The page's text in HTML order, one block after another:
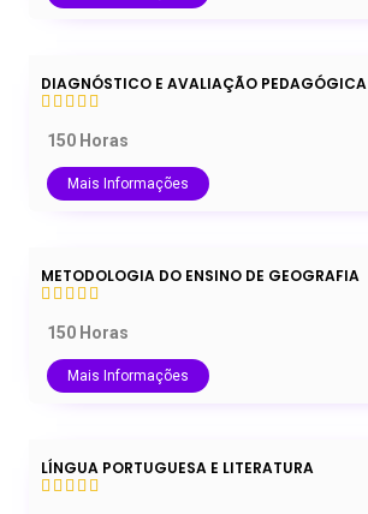
DIAGNÓSTICO E AVALIAÇÃO PEDAGÓGICA
150 Horas
Mais Informações
METODOLOGIA DO ENSINO DE GEOGRAFIA
150 Horas
Mais Informações
LÍNGUA PORTUGUESA E LITERATURA